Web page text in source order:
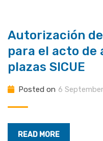
Autorización
para el acto de
plazas SICUE
Posted on 6
READ MORE